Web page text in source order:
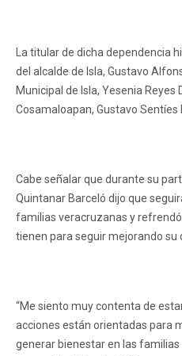
La titular de dicha dependencia
del alcalde de Isla, Gustavo
Municipal de Isla, Yesenia Reyes
Cosamaloapan, Gustavo Sentíes
Cabe señalar que durante su
Quintanar Barceló dijo que
familias veracruzanas y
tienen para seguir mejorando su
“Me siento muy contenta de
acciones están orientadas para
generar bienestar en las familias